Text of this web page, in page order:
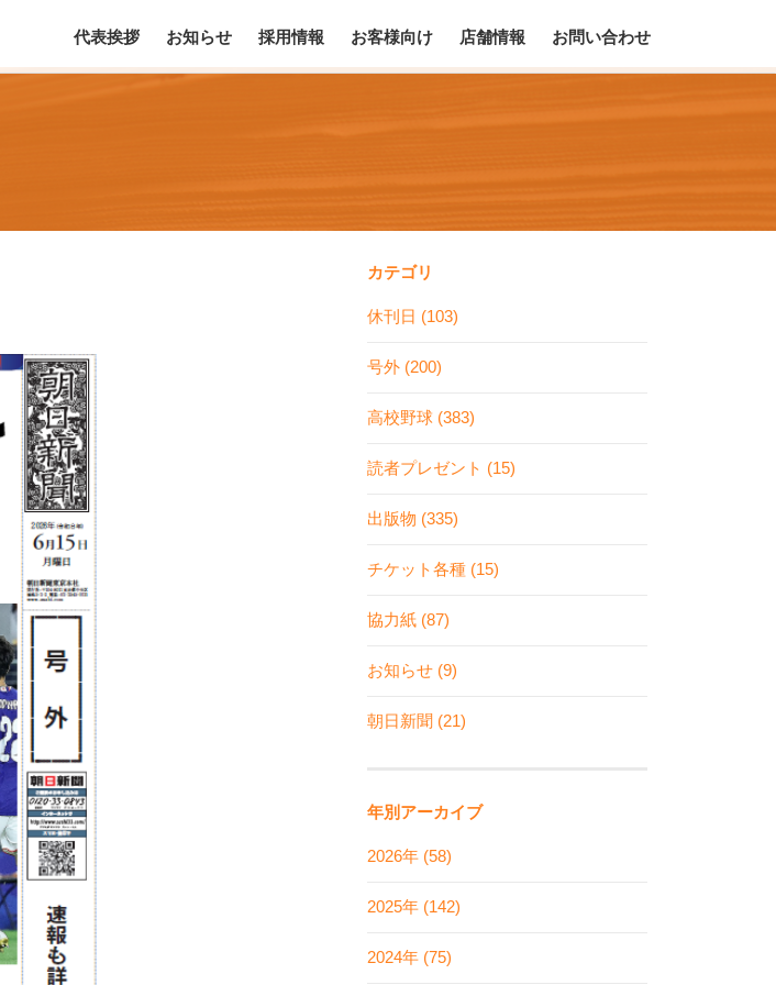
代表挨拶 お知らせ 採用情報 お客様向け 店舗情報 お問い合わせ
カテゴリ
休刊日 (103)
号外 (200)
高校野球 (383)
読者プレゼント (15)
出版物 (335)
チケット各種 (15)
協力紙 (87)
お知らせ (9)
朝日新聞 (21)
年別アーカイブ
2026年 (58)
2025年 (142)
2024年 (75)